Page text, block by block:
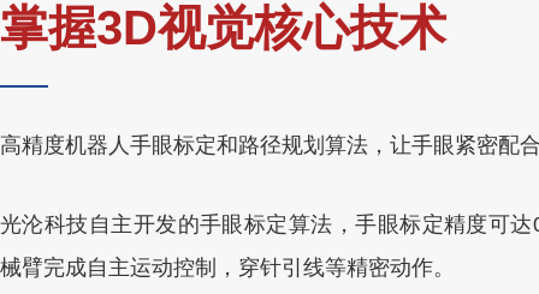
掌握3D视觉核心技术
高精度机器人手眼标定和路径规划算法，让手眼紧密配
光沦科技自主开发的手眼标定算法，手眼标定精度可
械臂完成自主运动控制，穿针引线等精密动作。